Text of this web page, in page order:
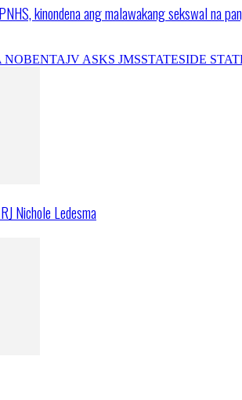
kinondena ang malawakang sekswal na
JV ASKS JMSSTATESIDE
Nichole Ledesma